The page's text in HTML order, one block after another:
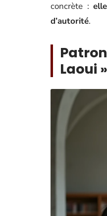
concrète :
d’autorité.
Laoui